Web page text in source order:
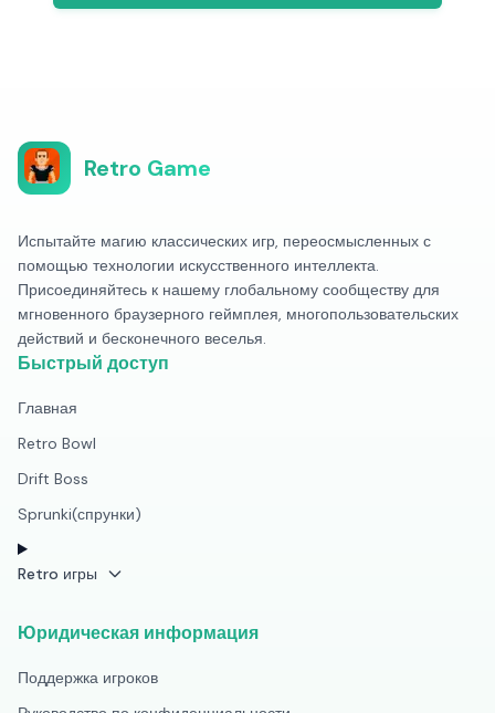
Retro Game
Испытайте магию классических игр, переосмысленных с
помощью технологии искусственного интеллекта.
Присоединяйтесь к нашему глобальному сообществу для
мгновенного браузерного геймплея, многопользовательских
действий и бесконечного веселья.
Быстрый доступ
Главная
Retro Bowl
Drift Boss
Sprunki(спрунки)
Retro игры
Юридическая информация
Поддержка игроков